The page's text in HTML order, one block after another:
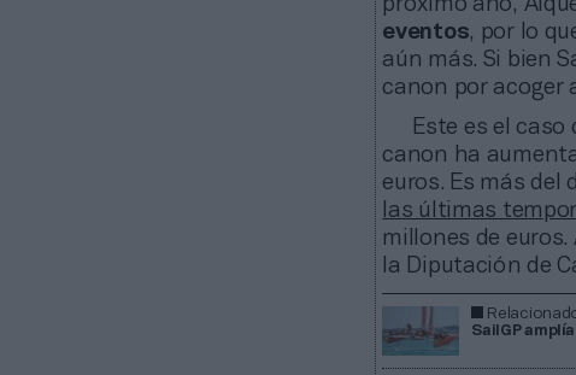
próximo año,
eventos, por lo
aún más. Si bien
canon por acoger
Este es el
canon ha
euros. Es más del
las últimas
millones de
la Diputación de
SailGP